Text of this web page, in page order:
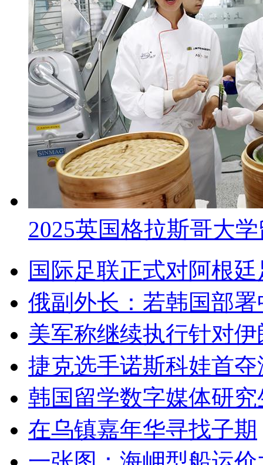
2025英国格拉斯哥大
国际足联正式对阿根
俄副外长：若韩国部
美军称继续执行针对
捷克选手诺斯科娃首
韩国留学数字媒体研
在乌镇嘉年华寻找子期